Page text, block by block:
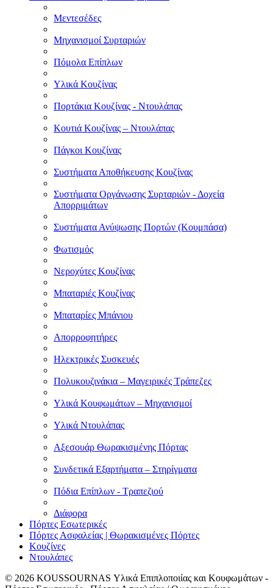
Μεντεσέδες
Μηχανισμοί Συρταριών
Πόμολα Επίπλων
Υλικά Κουζίνας
Πορτάκια Κουζίνας - Ντουλάπας
Κουτιά Κουζίνας – Ντουλάπας
Πάγκοι Κουζίνας
Συστήματα Αποθήκευσης Κουζίνας
Συστήματα Οργάνωσης Συρταριών - Δοχεία
Απορριμάτων
Συστήματα Ανύψωσης Πορτών (Κουμπάσα)
Φωτισμός
Νεροχύτες Κουζίνας
Μπαταριές Κουζίνας
Μπαταρίες Μπάνιου
Απορροφητήρες
Ηλεκτρικές Συσκευές
Πολυκουζινάκια – Μαγειρικές Τράπεζες
Υλικά Κουφωμάτων – Μηχανισμοί
Υλικά Ντουλάπας
Αξεσουάρ Θωρακισμένης Πόρτας
Συνδετικά Εξαρτήματα – Στηρίγματα
Πόδια Επίπλων - Τραπεζιού
Διάφορα
Πόρτες Εσωτερικές
Πόρτες Ασφαλείας | Θωρακισμένες Πόρτες
Κουζίνες
Ντουλάπες
© 2026 KOUSSOURNAS Υλικά Επιπλοποιίας και Κουφωμάτων -